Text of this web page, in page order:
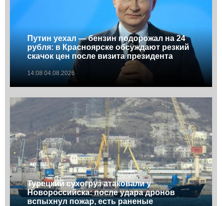
Путин уехал — бензин подорожал на 24
рубля: в Красноярске обсуждают резкий
скачок цен после визита президента
14:08 04.08.2026
Турецкий сухогруз атаковали у
Новороссийска: после удара дронов
вспыхнул пожар, есть раненые